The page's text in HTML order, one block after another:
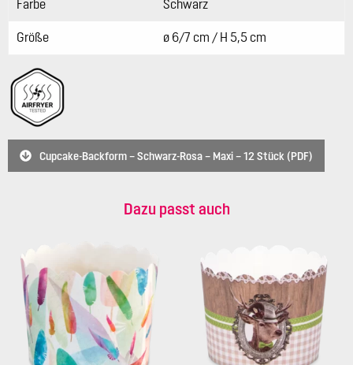
Farbe Schwarz
Größe ø 6/7 cm / H 5,5 cm
Cupcake-Backform – Schwarz-Rosa – Maxi – 12 Stück (PDF)
Dazu passt auch